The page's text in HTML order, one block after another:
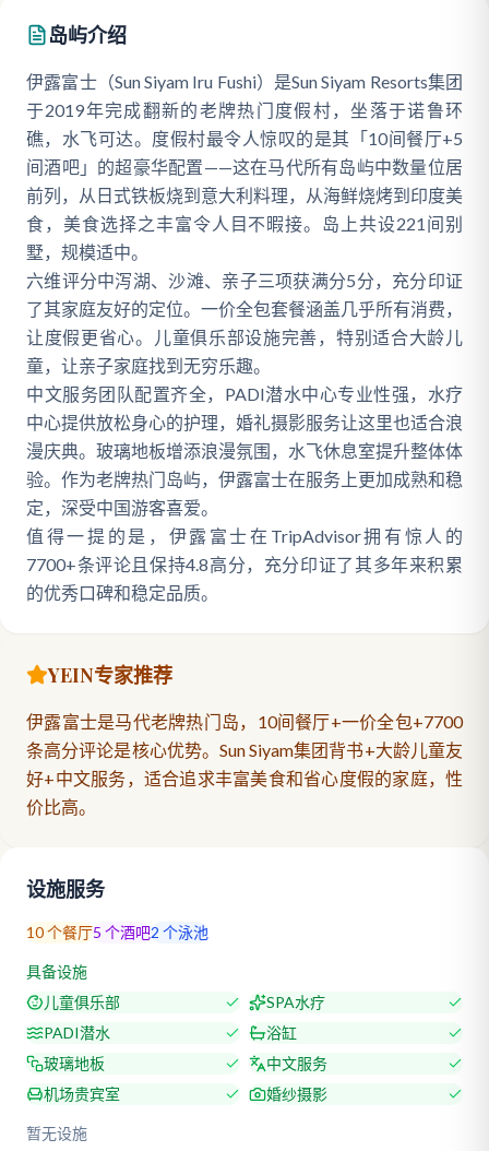
岛屿介绍
伊露富士（Sun Siyam Iru Fushi）是Sun Siyam Resorts集团
于2019年完成翻新的老牌热门度假村，坐落于诺鲁环
礁，水飞可达。度假村最令人惊叹的是其「10间餐厅+5
间酒吧」的超豪华配置——这在马代所有岛屿中数量位居
前列，从日式铁板烧到意大利料理，从海鲜烧烤到印度美
食，美食选择之丰富令人目不暇接。岛上共设221间别
墅，规模适中。
六维评分中泻湖、沙滩、亲子三项获满分5分，充分印证
了其家庭友好的定位。一价全包套餐涵盖几乎所有消费，
让度假更省心。儿童俱乐部设施完善，特别适合大龄儿
童，让亲子家庭找到无穷乐趣。
中文服务团队配置齐全，PADI潜水中心专业性强，水疗
中心提供放松身心的护理，婚礼摄影服务让这里也适合浪
漫庆典。玻璃地板增添浪漫氛围，水飞休息室提升整体体
验。作为老牌热门岛屿，伊露富士在服务上更加成熟和稳
定，深受中国游客喜爱。
值得一提的是，伊露富士在TripAdvisor拥有惊人的
7700+条评论且保持4.8高分，充分印证了其多年来积累
的优秀口碑和稳定品质。
YEIN专家推荐
伊露富士是马代老牌热门岛，10间餐厅+一价全包+7700
条高分评论是核心优势。Sun Siyam集团背书+大龄儿童友
好+中文服务，适合追求丰富美食和省心度假的家庭，性
价比高。
设施服务
10个餐厅5 个酒吧2 个泳池
具备设施
儿童俱乐部
SPA水疗
PADI潜水
浴缸
玻璃地板
中文服务
机场贵宾室
婚纱摄影
暂无设施